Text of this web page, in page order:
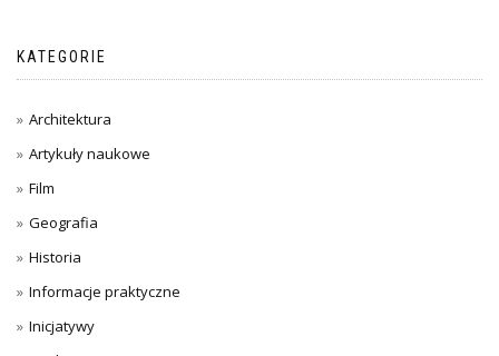
KATEGORIE
Architektura
Artykuły naukowe
Film
Geografia
Historia
Informacje praktyczne
Inicjatywy